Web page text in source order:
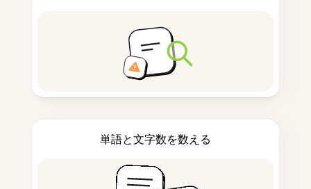
単語と文字数を数える